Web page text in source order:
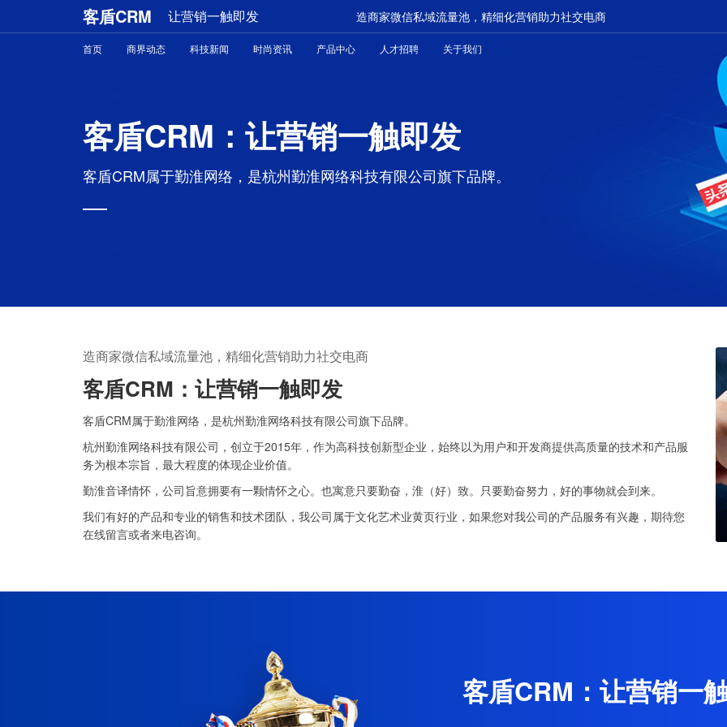
客盾CRM 让营销一触即发 造商家微信私域流量池，精细化营销助力社交电商
首页 商界动态 科技新闻 时尚资讯 产品中心 人才招聘 关于我们
客盾CRM：让营销一触即发
客盾CRM属于勤淮网络，是杭州勤淮网络科技有限公司旗下品牌。
造商家微信私域流量池，精细化营销助力社交电商
客盾CRM：让营销一触即发
客盾CRM属于勤淮网络，是杭州勤淮网络科技有限公司旗下品牌。
杭州勤淮网络科技有限公司，创立于2015年，作为高科技创新型企业，始终以为用户和开发商提供高质量的技术和产品服
务为根本宗旨，最大程度的体现企业价值。
勤淮音译情怀，公司旨意拥要有一颗情怀之心。也寓意只要勤奋，淮（好）致。只要勤奋努力，好的事物就会到来。
我们有好的产品和专业的销售和技术团队，我公司属于文化艺术业黄页行业，如果您对我公司的产品服务有兴趣，期待您
在线留言或者来电咨询。
客盾CRM：让营销一